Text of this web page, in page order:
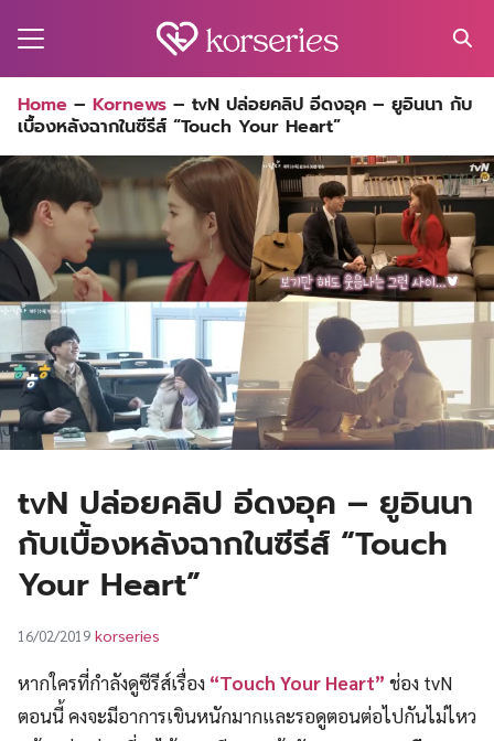
for:
Home – Kornews – tvN ปล่อยคลิป อีดงอุค – ยูอินนา กับ
เบื้องหลังฉากในซีรีส์ “Touch Your Heart”
tvN ปล่อยคลิป อีดงอุค – ยูอินนา
กับเบื้องหลังฉากในซีรีส์ “Touch
Your Heart”
16/02/2019 korseries
หากใครที่กำลังดูซีรีส์เรื่อง “Touch Your Heart” ช่อง tvN
ตอนนี้ คงจะมีอาการเขินหนักมากและรอดูตอนต่อไปกันไม่ไหว